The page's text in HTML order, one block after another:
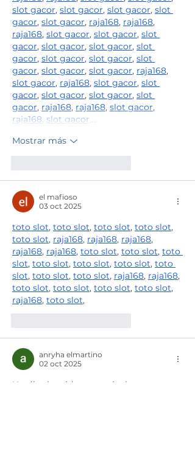
slot gacor, slot gacor, slot gacor, slot
gacor, slot gacor, raja168, raja168,
raja168, slot gacor, slot gacor, slot
gacor, slot gacor, slot gacor, slot
gacor, slot gacor, slot gacor, slot
gacor, slot gacor, slot gacor, raja168,
slot gacor, raja168, slot gacor, slot
gacor, slot gacor, slot gacor, slot
gacor, raja168, raja168, slot gacor,
raja168, slot gacor,…
Mostrar más
el mafioso
03 oct 2025
toto slot, toto slot, toto slot, toto slot,
toto slot, raja168, raja168, raja168,
raja168, raja168, toto slot, toto slot, toto
slot, toto slot, toto slot, toto slot, toto
slot, toto slot, toto slot, raja168, raja168,
toto slot, toto slot, toto slot, toto slot,
raja168, toto slot,
anryha elmartino
02 oct 2025
Un día aburrido empecé a buscar